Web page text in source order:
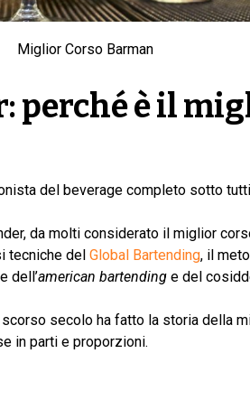
Miglior Corso Barman
perché è il
del beverage completo sotto
da molti considerato il miglior
tecniche del Global Bartending, il
dell’american bartendinge del
scorso secolo ha fatto la storia della
in parti e proporzioni.